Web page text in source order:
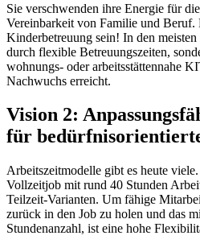
Sie verschwenden ihre Energie für
Vereinbarkeit von Familie und Beruf.
Kinderbetreuung sein! In den
durch flexible Betreuungszeiten,
wohnungs- oder arbeitsstättennahe
Nachwuchs erreicht.
Vision 2:
für
Arbeitszeitmodelle gibt es heute
Vollzeitjob mit rund 40 Stunden
Teilzeit-Varianten. Um fähige
zurück in den Job zu holen und das
Stundenanzahl, ist eine hohe